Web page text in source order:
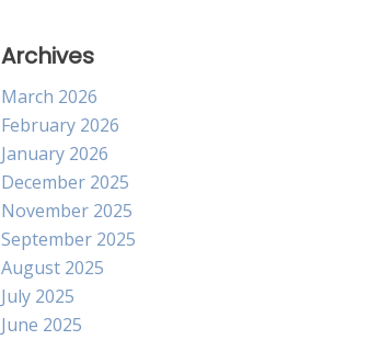
Archives
March 2026
February 2026
January 2026
December 2025
November 2025
September 2025
August 2025
July 2025
June 2025